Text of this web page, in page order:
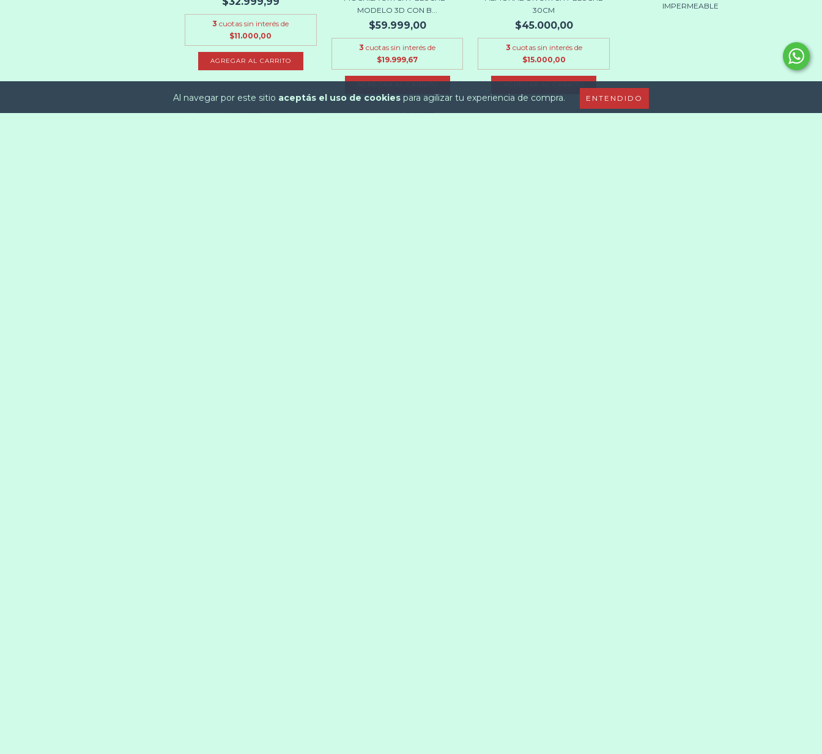
Al navegar por este sitio aceptás el uso de cookies para agilizar tu experiencia de compra. ENTENDIDO
3 cuotas sin interés de
$11.000,00
AGREGAR AL CARRITO
MODELO 3D CON B...
$59.999,00
3 cuotas sin interés de
$19.999,67
30CM
$45.000,00
3 cuotas sin interés de
$15.000,00
IMPERMEABLE